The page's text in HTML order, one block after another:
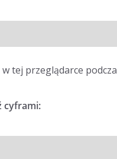
tej przeglądarce
cyframi: